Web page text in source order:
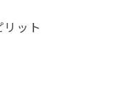
ット